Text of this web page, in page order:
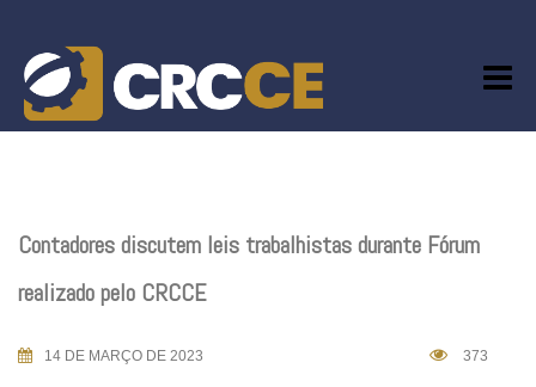
content
Contadores discutem leis trabalhistas durante Fórum
realizado pelo CRCCE
14 DE MARÇO DE 2023 373